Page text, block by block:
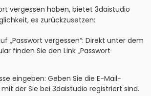
vergessen haben, bietet 3daistudio
es zurückzusetzen:
„Passwort vergessen“: Direkt unter dem
finden Sie den Link „Passwort
eingeben: Geben Sie die E-Mail-
mit der Sie bei 3daistudio registriert sind.